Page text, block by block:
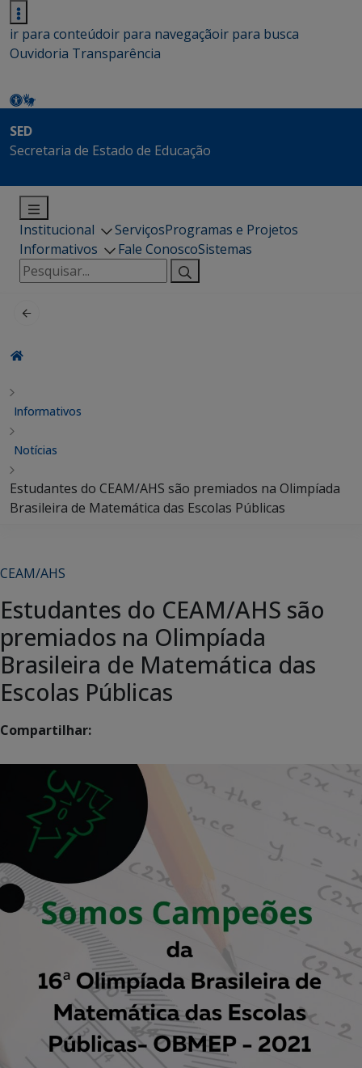
ir para conteúdoir para navegaçãoir para busca
Ouvidoria Transparência
SED
Secretaria de Estado de Educação
Institucional ServiçosProgramas e Projetos
Informativos
Fale ConoscoSistemas
Pesquisar
por:
Informativos
Notícias
Estudantes do CEAM/AHS são premiados na Olimpíada
Brasileira de Matemática das Escolas Públicas
CEAM/AHS
Estudantes do CEAM/AHS são
premiados na Olimpíada
Brasileira de Matemática das
Escolas Públicas
Compartilhar: